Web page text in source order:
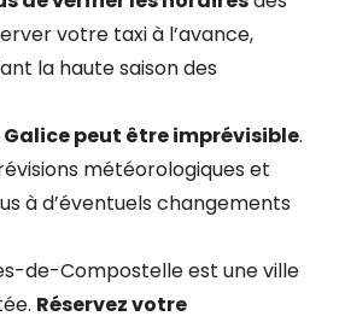
votre taxi à l’avance,
la haute saison des
Galice peut être imprévisible.
météorologiques et
à d’éventuels changements
de-Compostelle est une ville
Réservez votre